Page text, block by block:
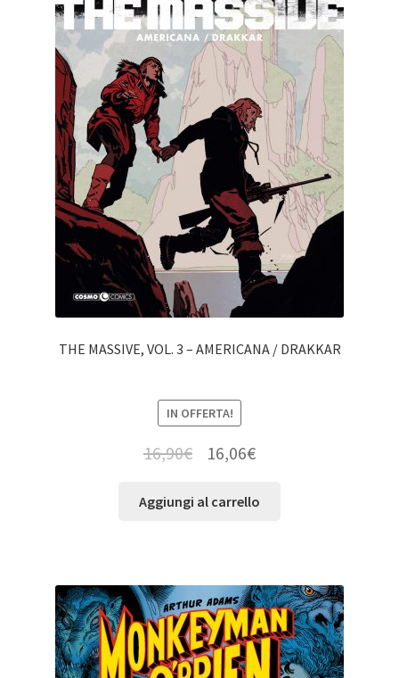
THE MASSIVE, VOL. 3 – AMERICANA / DRAKKAR
IN OFFERTA!
16,90€ 16,06€
Aggiungi al carrello